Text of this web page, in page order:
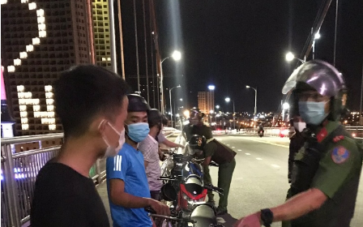
Tổng biên tập: Nguyễn Ngọc Toàn
Phó tổng biên tập thường trực: Hải Thành
Phó tổng biên tập: Lâm Hiếu Dũng
Phó tổng biên tập: Trần Việt Hưng
Tổng thư ký tòa soạn: Đức Trung
Giấy phép xuất bản số 110/GP - BTTTT cấp ngày 24.3.2020
© 2003-2026 Bản quyền thuộc về Báo Thanh Niên. Cấm sao
chép dưới mọi hình thức nếu không có sự chấp thuận bằng văn
bản. Phát triển bởi ePi Technologies, JSC.